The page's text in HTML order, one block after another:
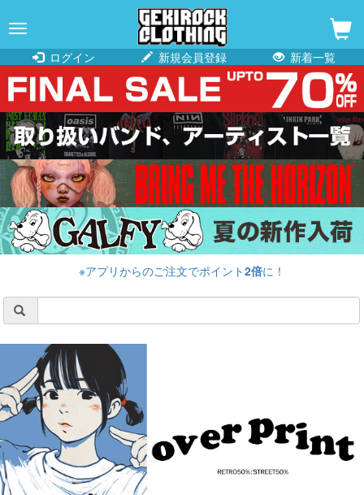
navigation
ログイン
新規会員登録 新着一覧
※アプリからのご注文でポイント2倍に！